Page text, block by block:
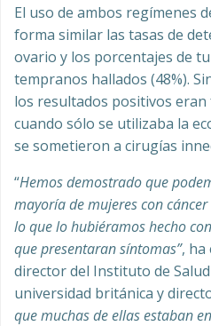
El uso de ambos regímenes
forma similar las tasas de
ovario y los porcentajes de
tempranos hallados (48%).
los resultados positivos eran
cuando sólo se utilizaba la
se sometieron a cirugías
“Hemos demostrado que
mayoría de mujeres con
lo que lo hubiéramos hecho
que presentaran síntomas”, ha
director del Instituto de
universidad británica y
que muchas de ellas estaban